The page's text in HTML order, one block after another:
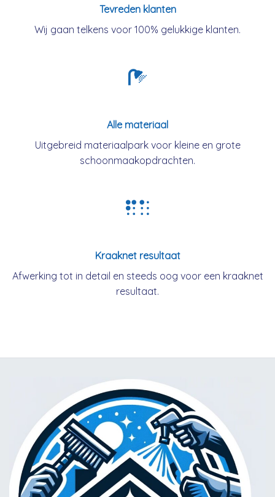
Tevreden klanten
Wij gaan telkens voor 100% gelukkige klanten.
Alle materiaal
Uitgebreid materiaalpark voor kleine en grote
schoonmaakopdrachten.
Kraaknet resultaat
Afwerking tot in detail en steeds oog voor een kraaknet
resultaat.